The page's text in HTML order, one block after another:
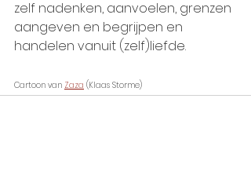
zelf nadenken, aanvoelen, grenzen
aangeven en begrijpen en
handelen vanuit (zelf)liefde.
Cartoon van Zaza (Klaas Storme)